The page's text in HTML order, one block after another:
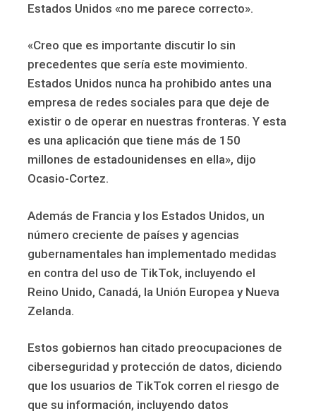
Estados Unidos «no me parece correcto».
«Creo que es importante discutir lo sin
precedentes que sería este movimiento.
Estados Unidos nunca ha prohibido antes una
empresa de redes sociales para que deje de
existir o de operar en nuestras fronteras. Y esta
es una aplicación que tiene más de 150
millones de estadounidenses en ella», dijo
Ocasio-Cortez.
Además de Francia y los Estados Unidos, un
número creciente de países y agencias
gubernamentales han implementado medidas
en contra del uso de TikTok, incluyendo el
Reino Unido, Canadá, la Unión Europea y Nueva
Zelanda.
Estos gobiernos han citado preocupaciones de
ciberseguridad y protección de datos, diciendo
que los usuarios de TikTok corren el riesgo de
que su información, incluyendo datos